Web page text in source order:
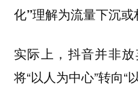
化”理解为流量下沉或
实际上，抖音并非
将“以人为中心”转向“